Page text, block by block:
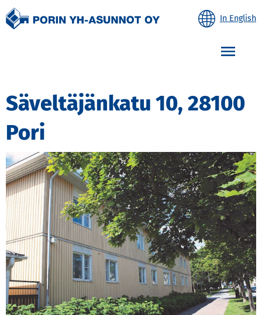
Etusivulle
In English
Säveltäjänkatu 10, 28100
Pori